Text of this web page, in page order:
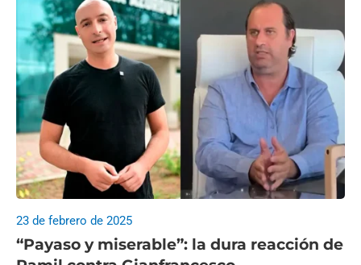
“Payaso y miserable”: la dura reacción de
23 de febrero de 2025